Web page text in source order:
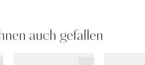
auch gefallen